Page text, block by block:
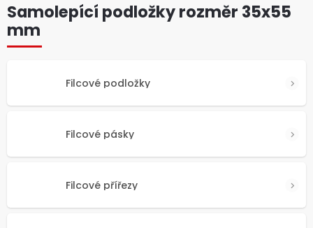
Samolepící podložky rozměr 35x55
mm
Filcové podložky
Filcové pásky
Filcové přířezy